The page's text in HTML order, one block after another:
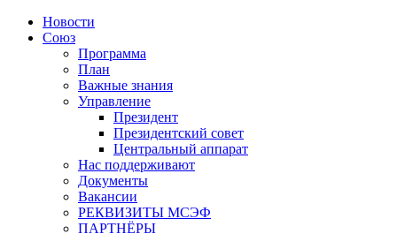
Новости
Союз
Программа
План
Важные знания
Управление
Президент
Президентский совет
Центральный аппарат
Нас поддерживают
Документы
Вакансии
РЕКВИЗИТЫ МСЭФ
ПАРТНЁРЫ